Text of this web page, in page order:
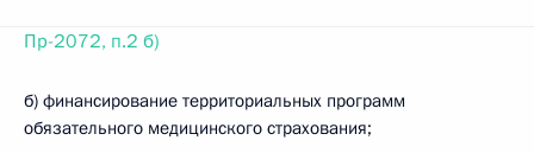
Пр-2072, п.2 б)
б) финансирование территориальных программ
обязательного медицинского страхования;